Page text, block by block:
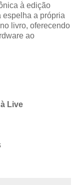
à edição
espelha a própria
livro, oferecendo
ao
Live